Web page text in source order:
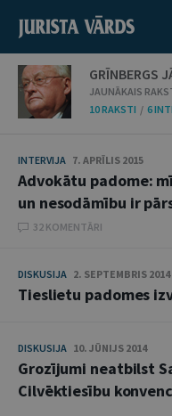
GRĪNBERGS
JAUNĀKAIS
10 RAKSTI / 6
INTERVIJA 7. APRĪLIS 2015
Advokātu padome:
un nesodāmību ir
32 KOMENTĀRI
DISKUSIJA 2. SEPTEMBRIS 2014
Tieslietu padomes
DISKUSIJA 10. JŪNIJS 2014
Grozījumi neatbilst
Cilvēktiesību